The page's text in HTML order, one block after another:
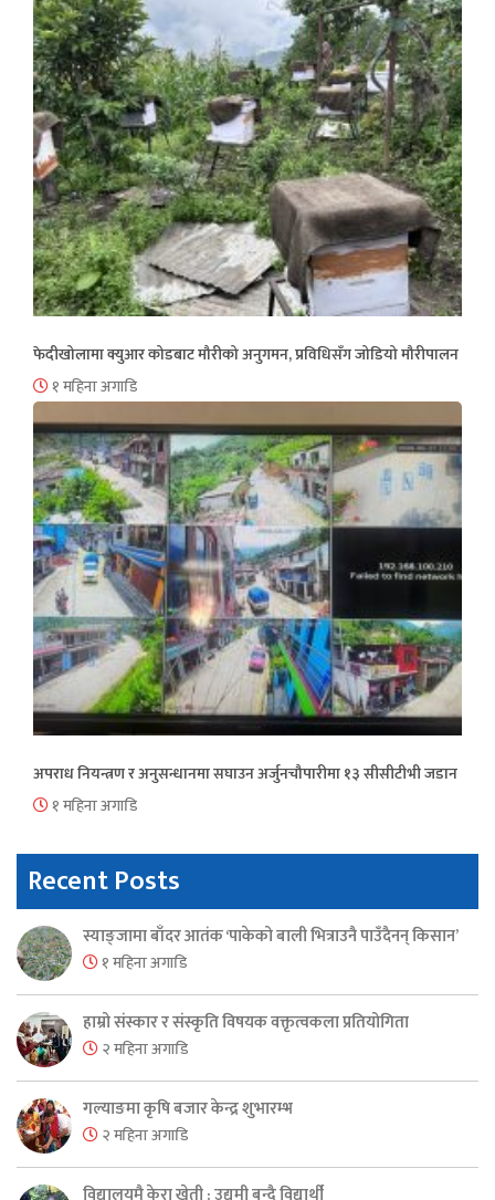
फेदीखोलामा क्युआर कोडबाट मौरीको अनुगमन, प्रविधिसँग जोडियो मौरीपालन
१ महिना अगाडि
अपराध नियन्त्रण र अनुसन्धानमा सघाउन अर्जुनचौपारीमा १३ सीसीटीभी जडान
१ महिना अगाडि
Recent Posts
स्याङ्जामा बाँदर आतंक ‘पाकेको बाली भित्राउनै पाउँदैनन् किसान’
१ महिना अगाडि
हाम्रो संस्कार र संस्कृति विषयक वक्तृत्वकला प्रतियोगिता
२ महिना अगाडि
गल्याङमा कृषि बजार केन्द्र शुभारम्भ
२ महिना अगाडि